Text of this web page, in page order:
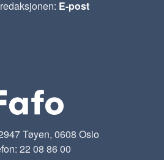
E-post
Tøyen, 0608 Oslo
22 08 86 00